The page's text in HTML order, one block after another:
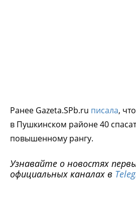
Ранее Gazeta.SPb.ru писала,
в Пушкинском районе 40
повышенному рангу.
Узнавайте о новостях
официальных каналах в